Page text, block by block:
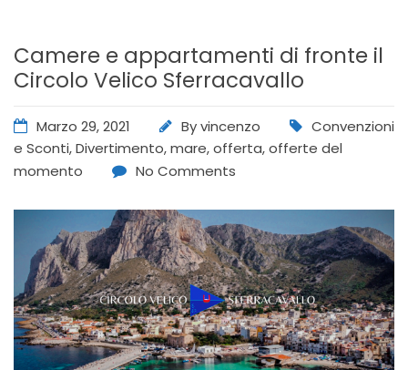
Camere e appartamenti di fronte il
Circolo Velico Sferracavallo
Marzo 29, 2021 Byvincenzo
Convenzioni
e Sconti,Divertimento,mare,offerta,offerte del
momento
No Comments